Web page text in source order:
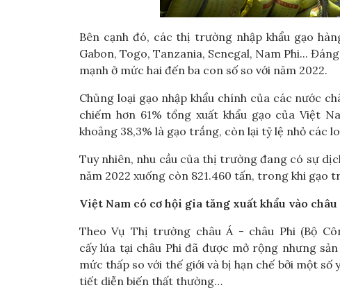
Bên cạnh đó, các thị trường nhập khẩu gạo
Gabon, Togo, Tanzania, Senegal, Nam Phi...
mạnh ở mức hai đến ba con số so với năm 2022.
Chủng loại gạo nhập khẩu chính của các nước
chiếm hơn 61% tổng xuất khẩu gạo của Việt
khoảng 38,3% là gạo trắng, còn lại tỷ lệ nhỏ các
Tuy nhiên, nhu cầu của thị trường đang có sự
năm 2022 xuống còn 821.460 tấn, trong khi gạo
Việt Nam có cơ hội gia tăng xuất khẩu vào châu
Theo Vụ Thị trường châu Á - châu Phi (Bộ
cấy lúa tại châu Phi đã được mở rộng nhưng
mức thấp so với thế giới và bị hạn chế bởi một
tiết diễn biến thất thường…